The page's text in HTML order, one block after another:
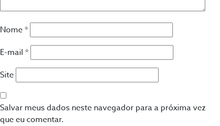
Nome*
E-mail *
Site
Salvar meus dados neste navegador para a próxima vez
que eu comentar.